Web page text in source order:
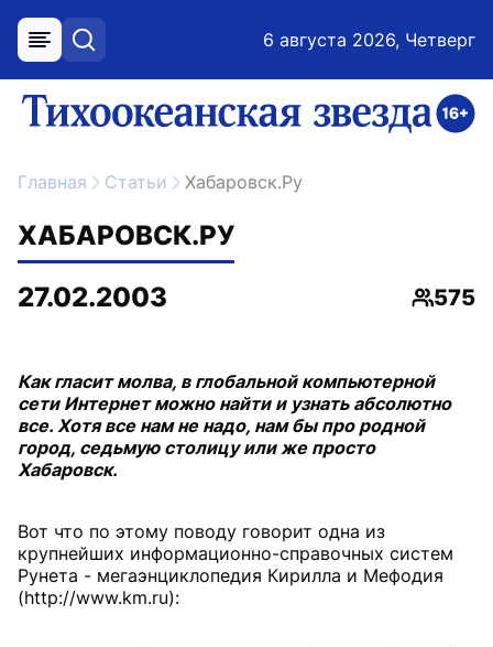
меню поиск 6 августа 2026, Четверг
ссылка на главную
Главная Статьи Хабаровск.Ру
ХАБАРОВСК.РУ
27.02.2003
575
Как гласит молва, в глобальной компьютерной
сети Интернет можно найти и узнать абсолютно
все. Хотя все нам не надо, нам бы про родной
город, седьмую столицу или же просто
Хабаровск.
Вот что по этому поводу говорит одна из
крупнейших информационно-справочных систем
Рунета - мегаэнциклопедия Кирилла и Мефодия
(http://www.km.ru):